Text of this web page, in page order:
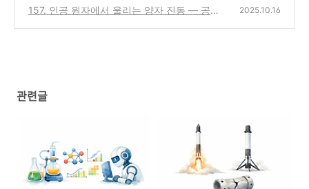
된 꿈인가, 과학적 검증이 남긴 교훈
157. 인공 원자에서 울리는 양자 진동 — 공명
2025.10.16
관련글